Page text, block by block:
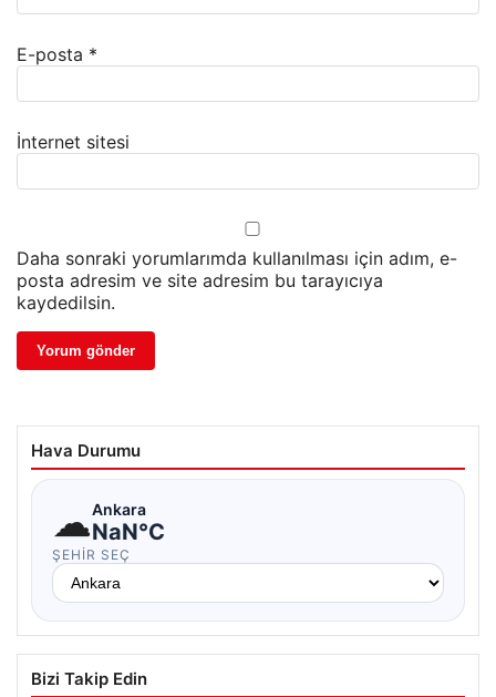
E-posta *
İnternet sitesi
Daha sonraki yorumlarımda kullanılması için adım, e-
posta adresim ve site adresim bu tarayıcıya
kaydedilsin.
Hava Durumu
☁Ankara
NaN°C
ŞEHIR SEÇ
Bizi Takip Edin